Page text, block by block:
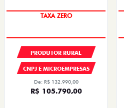
TAXA ZERO
PRODUTOR RURAL
CNPJ E MICROEMPRESAS
De: R$ 132.990,00
R$ 105.790,00